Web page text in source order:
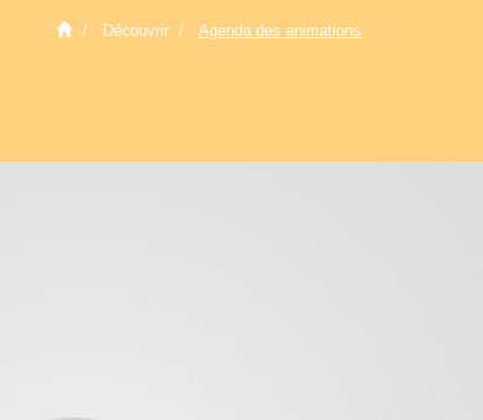
Découvrir Agenda des animations